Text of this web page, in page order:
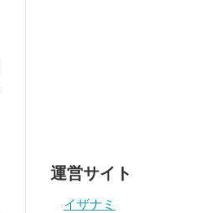
運営サイト
イザナミ